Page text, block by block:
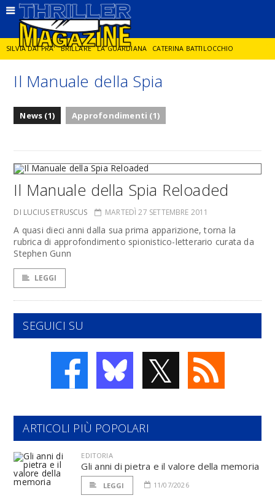
SILVIA DAI PRA' BRILLARE LA GUARDIANA CATERINA BATTILOCCHIO
JORGE DIAZ LA SPIA DELITTO IN CORNICE GIANCARLO DE CATALDO
Il Manuale della Spia
News (1) Approfondimenti (1)
Il Manuale della Spia Reloaded
DI LUCIUS ETRUSCUS MARTEDÌ 27 SETTEMBRE 2011
A quasi dieci anni dalla sua prima apparizione, torna la
rubrica di approfondimento spionistico-letterario curata da
Stephen Gunn
LEGGI
SEGUICI SU
𝕏
ARTICOLI PIÙ POPOLARI
EDITORIA
Gli anni di pietra e il valore della memoria
LEGGI 11/07/2026